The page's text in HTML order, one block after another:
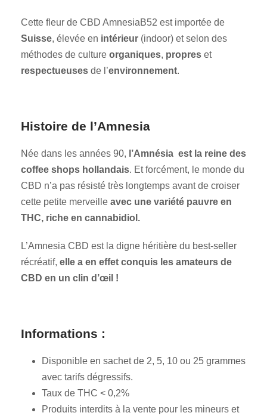
Cette fleur de CBD AmnesiaB52 estimportée de
Suisse, élevée en intérieur (indoor) et selon des
méthodes de culture organiques, propres et
respectueuses de l’environnement.
Histoire de l’Amnesia
Née dans les années 90, l’Amnésia est la reine des
coffee shops hollandais. Et forcément, le monde du
CBD n’a pas résisté très longtemps avant de croiser
cette petite merveille avec une variété pauvre en
THC, riche en cannabidiol.
L’Amnesia CBD est la digne héritière du best-seller
récréatif, elle a en effet conquis les amateurs de
CBD en un clin d’œil !
Informations :
Disponible en sachet de 2, 5, 10 ou 25 grammes
avec tarifs dégressifs.
Taux de THC < 0,2%
Produits interdits à la vente pour les mineurs et